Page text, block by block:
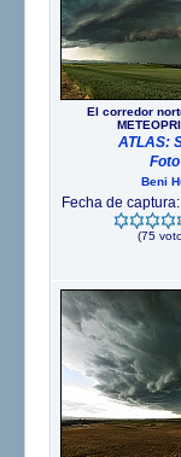
El corredor
ATLAS:
Beni
Fecha de
(75